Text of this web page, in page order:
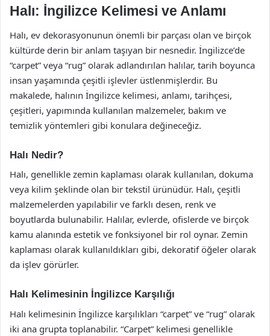
Halı: İngilizce Kelimesi ve Anlamı
Halı, ev dekorasyonunun önemli bir parçası olan ve birçok
kültürde derin bir anlam taşıyan bir nesnedir. İngilizce’de
“carpet” veya “rug” olarak adlandırılan halılar, tarih boyunca
insan yaşamında çeşitli işlevler üstlenmişlerdir. Bu
makalede, halının İngilizce kelimesi, anlamı, tarihçesi,
çeşitleri, yapımında kullanılan malzemeler, bakım ve
temizlik yöntemleri gibi konulara değineceğiz.
Halı Nedir?
Halı, genellikle zemin kaplaması olarak kullanılan, dokuma
veya kilim şeklinde olan bir tekstil ürünüdür. Halı, çeşitli
malzemelerden yapılabilir ve farklı desen, renk ve
boyutlarda bulunabilir. Halılar, evlerde, ofislerde ve birçok
kamu alanında estetik ve fonksiyonel bir rol oynar. Zemin
kaplaması olarak kullanıldıkları gibi, dekoratif öğeler olarak
da işlev görürler.
Halı Kelimesinin İngilizce Karşılığı
Halı kelimesinin İngilizce karşılıkları “carpet” ve “rug” olarak
iki ana grupta toplanabilir. “Carpet” kelimesi genellikle